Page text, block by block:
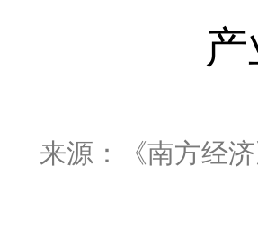
来源：《南方经